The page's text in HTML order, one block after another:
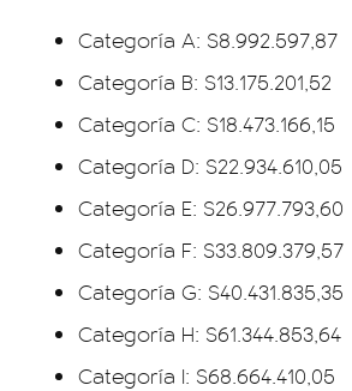
Categoría A: $8.992.597,87
Categoría B: $13.175.201,52
Categoría C: $18.473.166,15
Categoría D: $22.934.610,05
Categoría E: $26.977.793,60
Categoría F: $33.809.379,57
Categoría G: $40.431.835,35
Categoría H: $61.344.853,64
Categoría I: $68.664.410,05